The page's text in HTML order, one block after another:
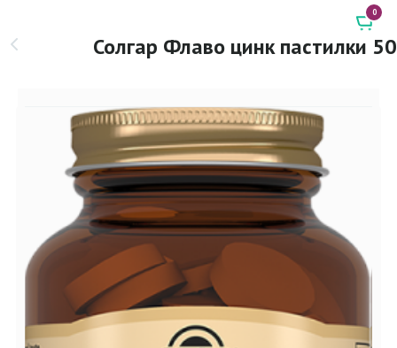
Солгар Флаво цинк пастилки 50
0